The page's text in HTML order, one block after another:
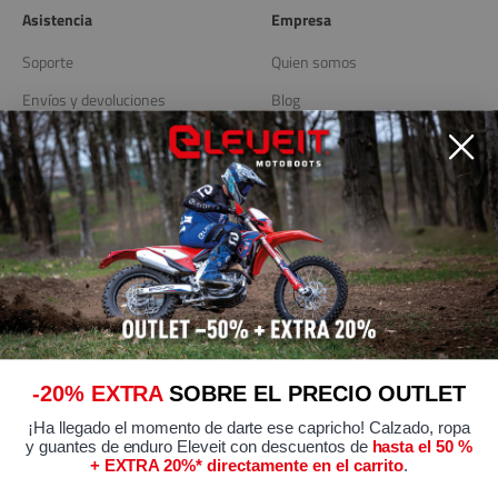
Asistencia
Soporte
Envíos y devoluciones
Empresa
Quien somos
Blog
Localizador de tiendas
Enlaces útiles
Política de privacidad
Política de cookies
Modificar preferencias de
Cookies
Condiciones generales de
Certificaciones de conformidad
-20% EXTRASOBRE EL PRECIO OUTLET
¡Ha llegado el momento de darte ese capricho! Calzado, ropa
y guantes de enduro Eleveit con descuentos de hasta el 50 %
+ EXTRA 20%* directamente en el carrito.